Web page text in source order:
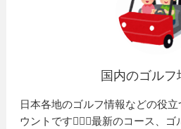
国内のゴルフ
日本各地のゴルフ情報などの役
ウントです🏌️‍♂️⛳️最新のコース、